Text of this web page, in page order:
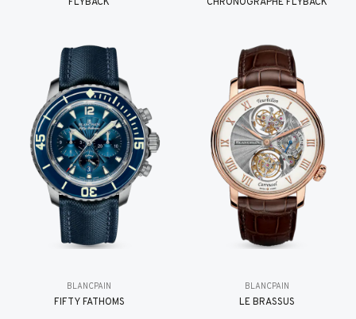
FLYBACK
CHRONOGRAPHE FLYBACK
BLANCPAIN
FIFTY FATHOMS
BLANCPAIN
LE BRASSUS